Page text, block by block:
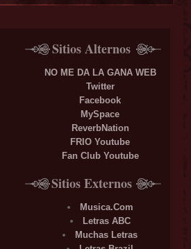
Sitios Alternos
NO ME DA LA GANA WEB
Twitter
Facebook
MySpace
ReverbNation
FRIO Youtube
Fan Club Youtube
Sitios Externos
Musica.Com
Letras ABC
Muchas Letras